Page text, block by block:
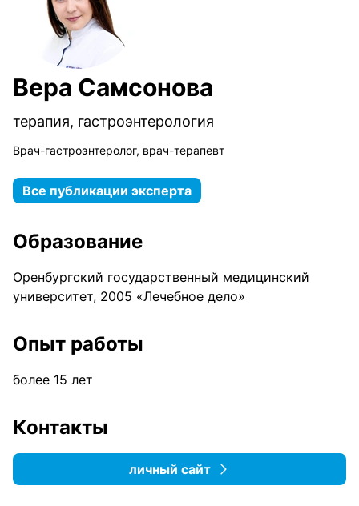
Вера Самсонова
терапия, гастроэнтерология
Врач-гастроэнтеролог, врач-терапевт
Все публикации эксперта
Образование
Оренбургский государственный медицинский
университет, 2005 «Лечебное дело»
Опыт работы
более 15 лет
Контакты
личный сайт